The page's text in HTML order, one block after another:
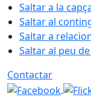
Saltar a la
Saltar al
Saltar a
Saltar al peu
Contactar